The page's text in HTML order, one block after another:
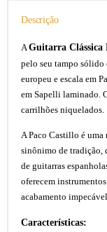
Descrição
AGuitarra Clássica
pelo seu tampo sólido
europeu e escala em
em Sapelli laminado.
carrilhões niquelados.
A Paco Castillo é
sinônimo de tradição,
de guitarras
oferecem
acabamento
Características: